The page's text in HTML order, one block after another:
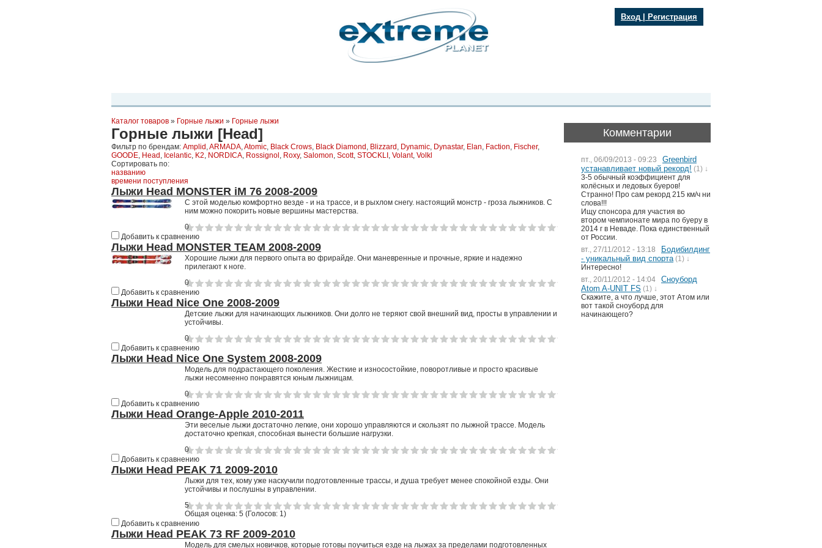
Вход Регистрация
Каталог товаров » Горные лыжи » Горные лыжи
Горные лыжи [Head]
Фильтр по брендам: Amplid ,ARMADA,Atomic, Black Crows, Black Diamond , Blizzard , Dynamic, Dynastar, Elan, Faction, Fischer,
GOODE, Head , Icelantic, K2, NORDICA, Rossignol , Roxy, Salomon, Scott, STOCKLI , Volant, Volkl
Сортировать по:
названию
времени поступления
Лыжи Head MONSTER iM 76 2008-2009
С этой моделью комфортно везде - и на трассе, и в рыхлом снегу. настоящий монстр - гроза лыжников. С
ним можно покорить новые вершины мастерства.
0
Добавить к сравнению
Лыжи Head MONSTER TEAM 2008-2009
Хорошие лыжи для первого опыта во фрирайде. Они маневренные и прочные, яркие и надежно
прилегают к ноге.
0
Добавить к сравнению
Лыжи Head Nice One 2008-2009
Детские лыжи для начинающих лыжников. Они долго не теряют свой внешний вид, просты в управлении и
устойчивы.
0
Добавить к сравнению
Лыжи Head Nice One System 2008-2009
Модель для подрастающего поколения. Жесткие и износостойкие, поворотливые и просто красивые
лыжи несомненно понравятся юным лыжницам.
0
Добавить к сравнению
Лыжи Head Orange-Apple 2010-2011
Эти веселые лыжи достаточно легкие, они хорошо управляются и скользят по лыжной трассе. Модель
достаточно крепкая, способная вынести большие нагрузки.
0
Добавить к сравнению
Лыжи Head PEAK 71 2009-2010
Лыжи для тех, кому уже наскучили подготовленные трассы, и душа требует менее спокойной езды. Они
устойчивы и послушны в управлении.
5
Общая оценка: 5 (Голосов: 1)
Добавить к сравнению
Лыжи Head PEAK 73 RF 2009-2010
Модель для смелых новичков, которые готовы поучиться езде на лыжах за пределами подготовленных
Комментарии
пт., 06/09/2013 - 09:23
Greenbird
устанавливает новый рекорд! (1) ↓
3-5 обычный коэффициент для
колёсных и ледовых буеров!
Странно! Про сам рекорд 215 км/ч ни
слова!!!
Ищу спонсора для участия во
втором чемпионате мира по буеру в
2014 г в Неваде. Пока единственный
от России.
вт., 27/11/2012 - 13:18
Бодибилдинг
- уникальный вид спорта (1) ↓
Интересно!
вт., 20/11/2012 - 14:04
Сноуборд
Atom A-UNIT FS (1) ↓
Скажите, а что лучше, этот Атом или
вот такой сноуборд для
начинающего?